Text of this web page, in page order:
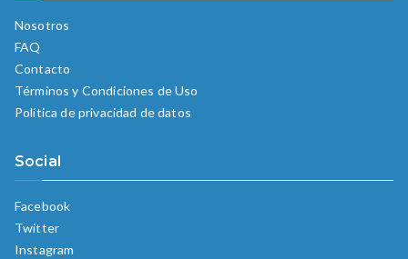
Nosotros
FAQ
Contacto
Términos y Condiciones de Uso
Política de privacidad de datos
Social
Facebook
Twitter
Instagram